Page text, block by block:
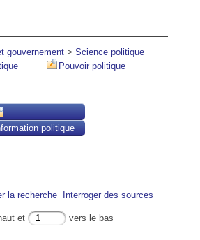
gouvernement > Science politique
Pouvoir politique
politique
la recherche
Interroger des sources
et
vers le bas